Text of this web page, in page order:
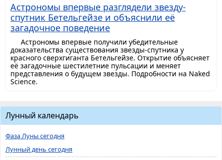
Астрономы впервые разглядели звезду-
спутник Бетельгейзе и объяснили её
загадочное поведение
Астрономы впервые получили убедительные
доказательства существования звезды-спутника у
красного сверхгиганта Бетельгейзе. Открытие объясняет
её загадочные шестилетние пульсации и меняет
представления о будущем звезды. Подробности на Naked
Science.
Лунный календарь
Фаза Луны сегодня
Лунный день сегодня